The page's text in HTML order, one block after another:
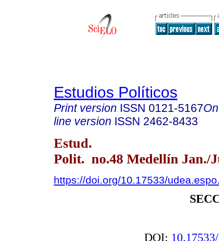
Estudios Políticos
Print version ISSN 0121-5167
line version ISSN 2462-8433
Estud.
Polit. no.48 Medellín Jan./
https://doi.org/10.17533/
DOI: